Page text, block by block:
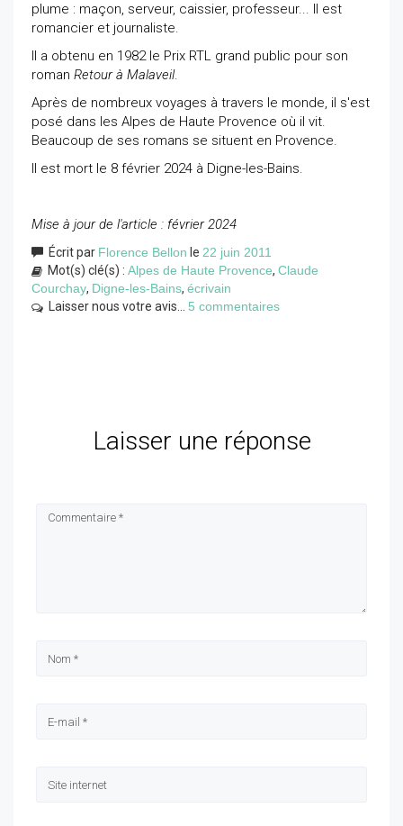
plume : maçon, serveur, caissier, professeur... Il est
romancier et journaliste.
Il a obtenu en 1982 le Prix RTL grand public pour son
roman Retour à Malaveil.
Après de nombreux voyages à travers le monde, il s'est
posé dans les Alpes de Haute Provence où il vit.
Beaucoup de ses romans se situent en Provence.
Il est mort le 8 février 2024 à Digne-les-Bains.
Mise à jour de l'article : février 2024
Écrit par Florence Bellon le 22 juin 2011
Mot(s) clé(s) : Alpes de Haute Provence, Claude
Courchay, Digne-les-Bains, écrivain
Laisser nous votre avis... 5 commentaires
Laisser une réponse